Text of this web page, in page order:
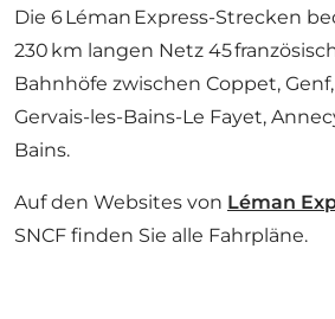
Die 6 Léman Express-Strecken
230 km langen Netz 45
Bahnhöfe zwischen Coppet,
Gervais-les-Bains-Le Fayet,
Bains.
Auf den Websites von Léman
SNCF finden Sie alle Fahrpläne.